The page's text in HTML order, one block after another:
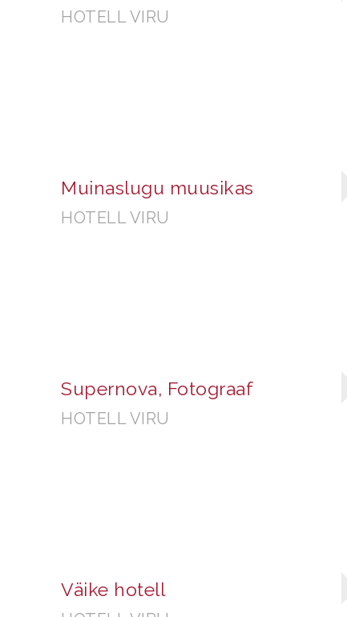
HOTELL VIRU
Muinaslugu muusikas
HOTELL VIRU
Supernova, Fotograaf
HOTELL VIRU
Väike hotell